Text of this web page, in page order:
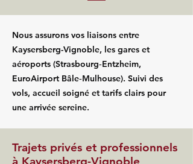
Nous assurons vos liaisons entre
Kaysersberg-Vignoble, les gares et
aéroports (Strasbourg‑Entzheim,
EuroAirport Bâle‑Mulhouse). Suivi des
vols, accueil soigné et tarifs clairs pour
une arrivée sereine.
Trajets privés et professionnels